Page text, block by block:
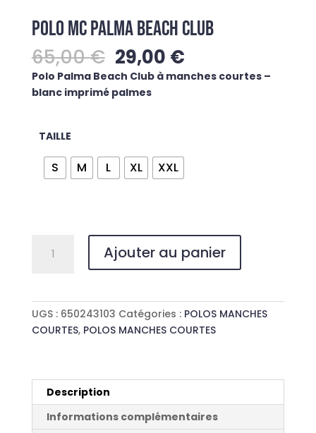
POLO MC PALMA BEACH CLUB
65,00€ Le
prix
initial
était :
29,00 €Le
prix
actuel
Polo Palma Beach Club à manches courtes –
blanc imprimé palmes
TAILLE
S M L XL XXL
PALMA
Ajouter au panier
UGS : 650243103 Catégories : POLOS MANCHES
COURTES, POLOS MANCHES COURTES
Description
Informations complémentaires